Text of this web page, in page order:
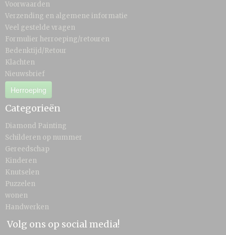
Voorwaarden
Verzending en algemene informatie
Veel gestelde vragen
Formulier herroeping/retouren
Bedenktijd/Retour
Klachten
Nieuwsbrief
Herroeping
Categorieën
Diamond Painting
Schilderen op nummer
Gereedschap
Kinderen
Knutselen
Puzzelen
wonen
Handwerken
Volg ons op social media!